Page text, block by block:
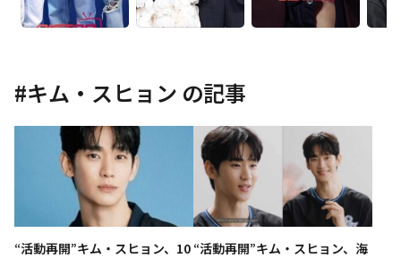
#キム・スヒョン の記事
“活動再開”キム・スヒョン、10 “活動再開”キム・スヒョン、海